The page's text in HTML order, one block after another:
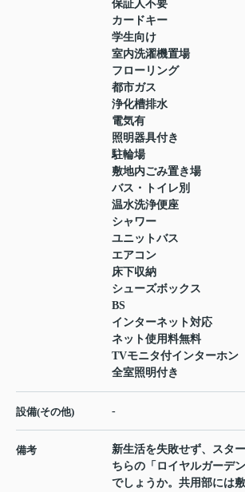
保証人不要
カードキー
学生向け
室内洗濯機置場
フローリング
都市ガス
浄化槽排水
電気有
照明器具付き
駐輪場
敷地内ごみ置き場
バス・トイレ別
温水洗浄便座
シャワー
ユニットバス
エアコン
床下収納
シューズボックス
BS
インターネット対応
ネット使用料無料
TVモニタ付インターホン
全室照明付き
設備(その他) -
備考
新生活を失敗せず、スタ
ちらの「ロイヤルガーデ
でしょうか。共用部には